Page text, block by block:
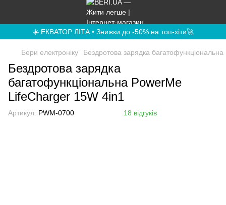
☀️ ЕКВАТОР ЛІТА • Знижки до -50% на топ-хіти🚀
Бери електроніку Бездротова зарядка
Бездротова зарядка
багатофункціональна PowerMe
LifeCharger 15W 4in1
Артикул: PWM-0700 18 відгуків